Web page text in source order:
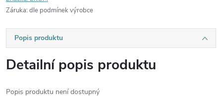
Záruka: dle podmínek výrobce
Popis produktu
Detailní popis produktu
Popis produktu není dostupný